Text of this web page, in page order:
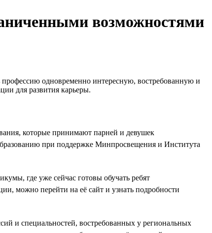
возможностями
одновременно интересную, востребованную и
для развития карьеры.
которые принимают парней и девушек
при поддержке Минпросвещения и Института
где уже сейчас готовы обучать ребят
можно перейти на её сайт и узнать подробности
и специальностей, востребованных у региональных